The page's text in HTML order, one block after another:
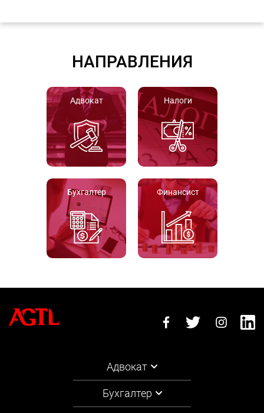
НАПРАВЛЕНИЯ
Адвокат Налоги
Бухгалтер Финансист
Адвокат
Бухгалтер